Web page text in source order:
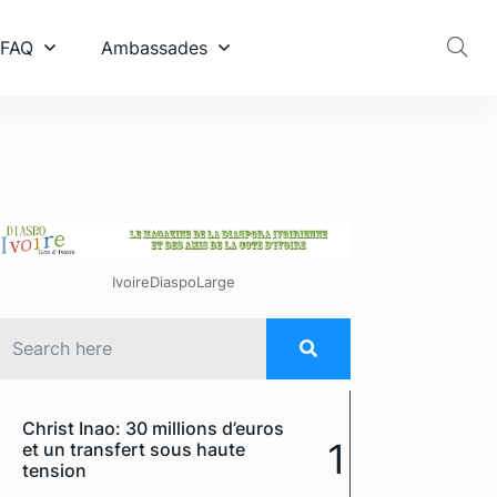
Ambassades
IvoireDiaspoLarge
Christ Inao: 30 millions d’euros
et un transfert sous haute
tension
1